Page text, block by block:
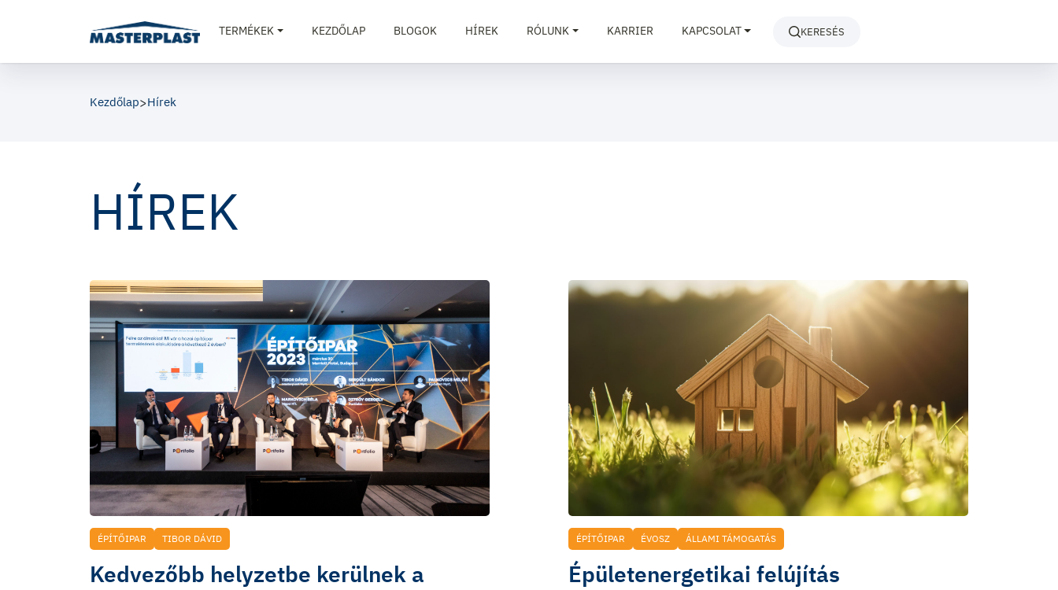
TERMÉKEK KEZDŐLAP BLOGOK HÍREK RÓLUNK KARRIER KAPCSOLAT KERESÉS
Kezdőlap>Hírek
HÍREK
ÉPÍTŐIPAR TIBOR DÁVID
Kedvezőbb helyzetbe kerülnek a
ÉPÍTŐIPAR ÉVOSZ ÁLLAMI TÁMOGATÁS
Épületenergetikai felújítás